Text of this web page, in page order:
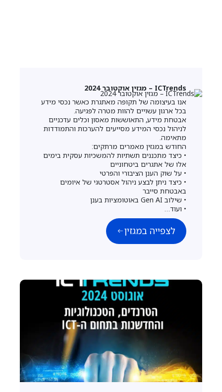
ICTrends – מגזין אוקטובר 2024
אנו בעיצומה של תקופה מאתגרת כאשר נכסי מידע
בכל ארגון עשויים להוות מטרה לפגיעה.
אבטחת מידע, התאוששות מאסון וכלים עדכניים
לניהול נכסי המידע מסייעים להערכות והתמודדות
מתאימה.
החודש במגזין מאמרים מרתקים:
• כיצד מתכננים תשתיות להמשכיות עסקית בימים
אלו של אתגרים ביטחוניים
• על שוק הענן הציבורי והפרטי
• כיצד ניתן לבצע ניהול אסטרטגי של איומים
באבטחת סייבר
• שילוב Gen AI באוטומציות בענן
• ועוד…
לצפייה במגזין